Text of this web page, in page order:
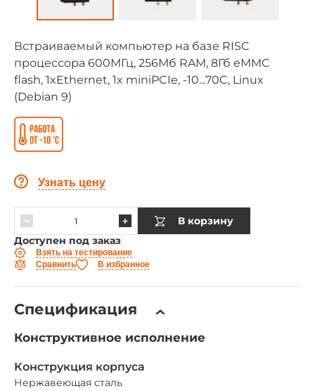
Встраиваемый компьютер на базе RISC
процессора 600МГц, 256Мб RAM, 8Гб eMMC
flash, 1xEthernet, 1x miniPCIe, -10...70C, Linux
(Debian 9)
Узнать цену
В корзину
Доступен под заказ
Взять на тестирование
Сравнить
В избранное
Спецификация
Конструктивное исполнение
Конструкция корпуса
Нержавеющая сталь